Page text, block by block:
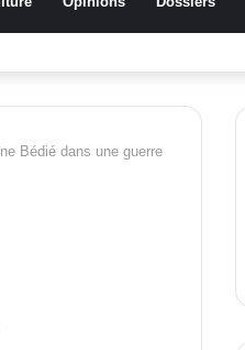
femmes de Morondo
Bédié dans une guerre